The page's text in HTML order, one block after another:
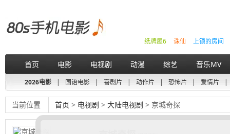
上锁的房间
诛仙
纸牌屋6
首页 电影 电视剧 动漫 综艺 音乐MV
2026电影 | 国语电影 | 喜剧片 | 动作片 | 恐怖片 | 爱情片 |
当前位置 首页 > 电视剧 > 大陆电视剧 > 京城奇探